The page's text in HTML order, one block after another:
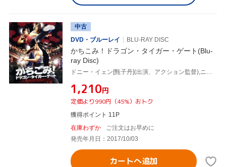
中古
DVD・ブルーレイ
BLU-RAY DISC
かちこみ！ドラゴン・タイガー・ゲート(Blu-
ray Disc)
ドニー・イェン[甄子丹](出演、アクション監督),ニコラス・ツェー[謝霆鋒],ショーン・ユー,ウィルソン・イップ[葉偉信](監督),川井憲次(音楽)
¥1,210円
定価より990円（45%）おトク
獲得ポイント 11P
在庫わずか
ご注文はお早めに
発売年月日：2017/10/03
カートへ追加